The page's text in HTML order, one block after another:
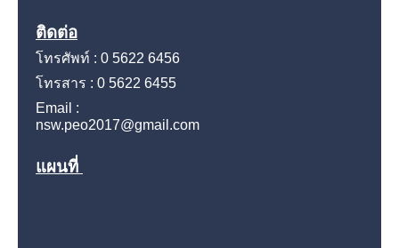
ติดต่อ
โทรศัพท์ : 0 5622 6456
โทรสาร : 0 5622 6455
Email :
nsw.peo2017@gmail.com
แผนที่